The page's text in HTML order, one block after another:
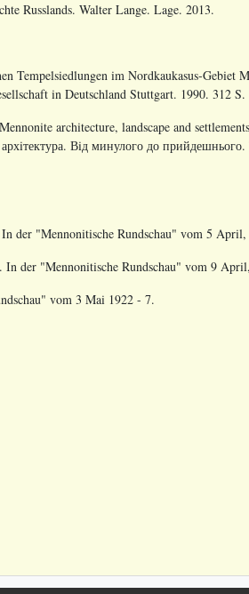
Russlands. Walter Lange. Lage. 2013.
Tempelsiedlungen im Nordkaukasus-Gebiet
in Deutschland Stuttgart. 1990. 312 S.
architecture, landscape and
архiтектура. Вiд минулого до
der "Mennonitische Rundschau" vom 5 April,
. In der "Mennonitische Rundschau" vom 9
vom 3 Mai 1922 - 7.